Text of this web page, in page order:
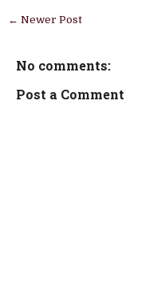
← Newer Post
No comments:
Post a Comment